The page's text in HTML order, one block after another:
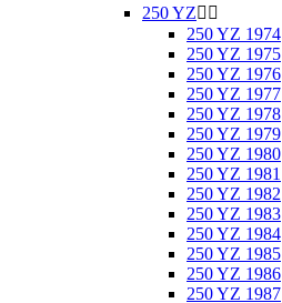
250 YZ 
250 YZ 1974
250 YZ 1975
250 YZ 1976
250 YZ 1977
250 YZ 1978
250 YZ 1979
250 YZ 1980
250 YZ 1981
250 YZ 1982
250 YZ 1983
250 YZ 1984
250 YZ 1985
250 YZ 1986
250 YZ 1987